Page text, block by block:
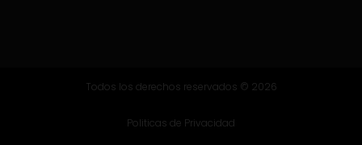
Todos los derechos reservados © 2026
Politicas de Privacidad